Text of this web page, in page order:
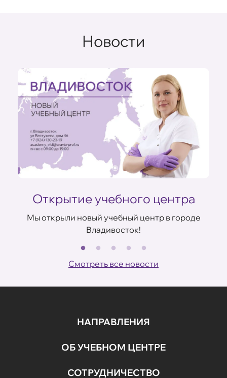
Новости
Открытие учебного центра
Мы открыли новый учебный центр в городе
Владивосток!
Смотреть все новости
НАПРАВЛЕНИЯ
ОБ УЧЕБНОМ ЦЕНТРЕ
СОТРУДНИЧЕСТВО